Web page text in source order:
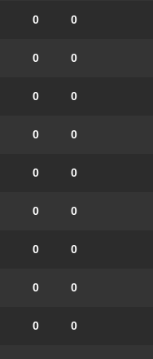
0
0
0
0
0
0
0
0
0
0
0
0
0
0
0
0
0
0